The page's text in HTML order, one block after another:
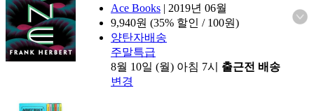
Ace Books | 2019년 06월
9,940원 (35% 할인 / 100원)
양탄자배송
주말특급
8월 10일 (월) 아침 7시 출근전 배송
변경